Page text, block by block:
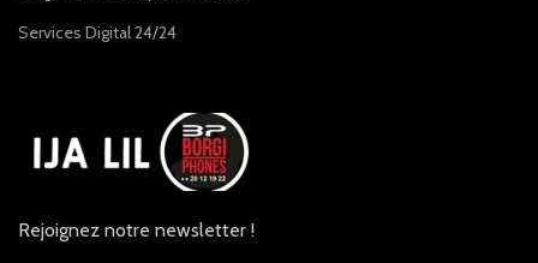
Services Digital 24/24
Rejoignez notre newsletter !